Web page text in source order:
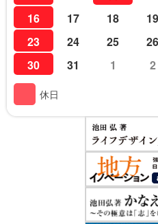
16
17 18 19
23
24 25 26
30
31 1 2
休日